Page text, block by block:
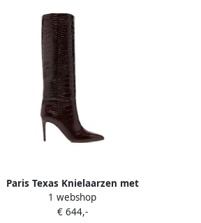
Paris Texas Knielaarzen met
krokodillen-reliëf Rood
1 webshop
€ 644,-